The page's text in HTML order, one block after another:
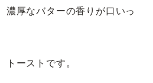
濃厚なバターの香りが口いっ
トーストです。